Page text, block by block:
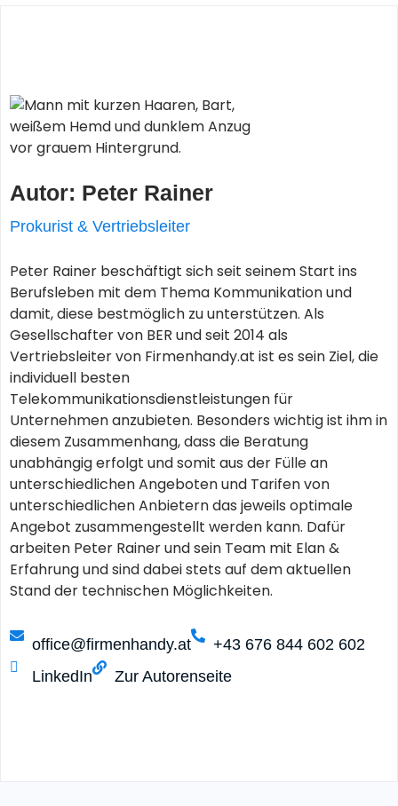
Autor: Peter Rainer
Prokurist & Vertriebsleiter
Peter Rainer beschäftigt sich seit seinem Start ins
Berufsleben mit dem Thema Kommunikation und
damit, diese bestmöglich zu unterstützen. Als
Gesellschafter von BER und seit 2014 als
Vertriebsleiter von Firmenhandy.at ist es sein Ziel, die
individuell besten
Telekommunikationsdienstleistungen für
Unternehmen anzubieten. Besonders wichtig ist ihm in
diesem Zusammenhang, dass die Beratung
unabhängig erfolgt und somit aus der Fülle an
unterschiedlichen Angeboten und Tarifen von
unterschiedlichen Anbietern das jeweils optimale
Angebot zusammengestellt werden kann. Dafür
arbeiten Peter Rainer und sein Team mit Elan &
Erfahrung und sind dabei stets auf dem aktuellen
Stand der technischen Möglichkeiten.
office@firmenhandy.at
+43 676 844 602 602
LinkedIn
Zur Autorenseite